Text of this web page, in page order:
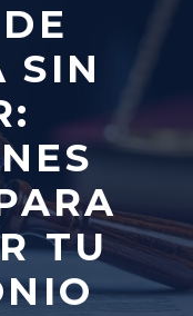
SIN
TU